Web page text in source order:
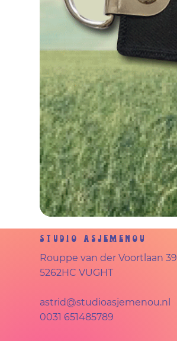
Studio Asjemenou
Rouppe van der Voortlaan 39
5262HC VUGHT
astrid@studioasjemenou.nl
0031 651485789